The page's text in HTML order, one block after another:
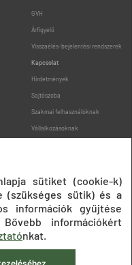
GVH
Árfigyelő
Visszaélés-bejelentési rendszerek
Kapcsolat
Hirdetmények
Sajtószoba
Szakmai felhasználóknak
Vállalkozásoknak
Oldaltérkép
sütiket (cookie-k)
(szükséges sütik) és a
információk gyűjtése
információkért
nkat.